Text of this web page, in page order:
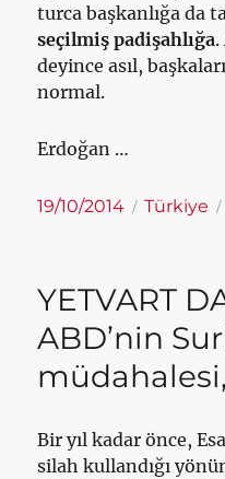
turca başkanlığa da
seçilmiş padişahlığa.
deyince asıl,
normal.
Erdoğan …
Yayın
19/10/2014 Kategoriler
Türkiye
YETVART
ABD’nin
Bir yıl kadar önce,
silah kullandığı